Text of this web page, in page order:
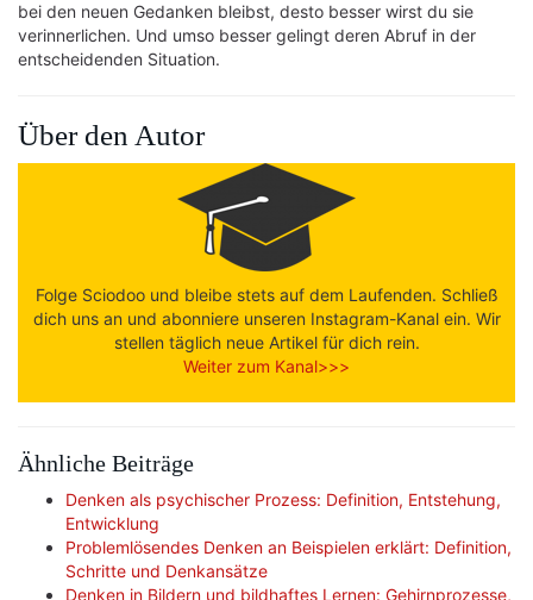
bei den neuen Gedanken bleibst, desto besser wirst du sie
verinnerlichen. Und umso besser gelingt deren Abruf in der
entscheidenden Situation.
Über den Autor
Folge Sciodoo und bleibe stets auf dem Laufenden. Schließ
dich uns an und abonniere unseren Instagram-Kanal ein. Wir
stellen täglich neue Artikel für dich rein.
Weiter zum Kanal>>>
Ähnliche Beiträge
Denken als psychischer Prozess: Definition, Entstehung,
Entwicklung
Problemlösendes Denken an Beispielen erklärt: Definition,
Schritte und Denkansätze
Denken in Bildern und bildhaftes Lernen: Gehirnprozesse,